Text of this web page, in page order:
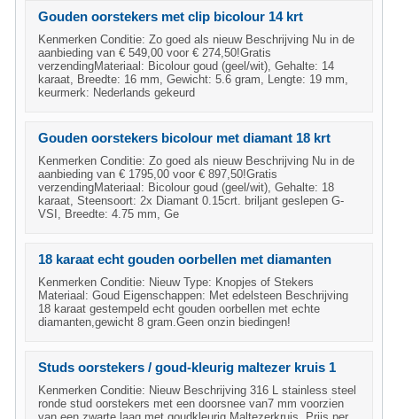
Gouden oorstekers met clip bicolour 14 krt
Kenmerken Conditie: Zo goed als nieuw Beschrijving Nu in de
aanbieding van € 549,00 voor € 274,50!Gratis
verzendingMateriaal: Bicolour goud (geel/wit), Gehalte: 14
karaat, Breedte: 16 mm, Gewicht: 5.6 gram, Lengte: 19 mm,
keurmerk: Nederlands gekeurd
Gouden oorstekers bicolour met diamant 18 krt
Kenmerken Conditie: Zo goed als nieuw Beschrijving Nu in de
aanbieding van € 1795,00 voor € 897,50!Gratis
verzendingMateriaal: Bicolour goud (geel/wit), Gehalte: 18
karaat, Steensoort: 2x Diamant 0.15crt. briljant geslepen G-
VSI, Breedte: 4.75 mm, Ge
18 karaat echt gouden oorbellen met diamanten
Kenmerken Conditie: Nieuw Type: Knopjes of Stekers
Materiaal: Goud Eigenschappen: Met edelsteen Beschrijving
18 karaat gestempeld echt gouden oorbellen met echte
diamanten,gewicht 8 gram.Geen onzin biedingen!
Studs oorstekers / goud-kleurig maltezer kruis 1
Kenmerken Conditie: Nieuw Beschrijving 316 L stainless steel
ronde stud oorstekers met een doorsnee van7 mm voorzien